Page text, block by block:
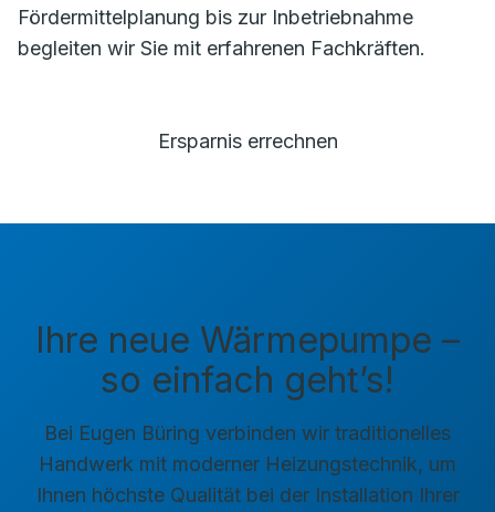
Fördermittelplanung bis zur Inbetriebnahme
begleiten wir Sie mit erfahrenen Fachkräften.
Ersparnis errechnen
Ihre neue Wärmepumpe –
so einfach geht’s!
Bei Eugen Büring verbinden wir traditionelles
Handwerk mit moderner Heizungstechnik, um
Ihnen höchste Qualität bei der Installation Ihrer